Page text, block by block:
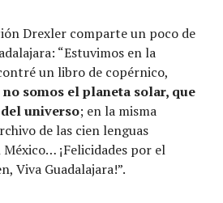
Drexler comparte un poco de
“Estuvimos en la
un libro de copérnico,
somos el planeta solar, que
universo; en la misma
de las cien lenguas
¡Felicidades por el
Viva Guadalajara!”.